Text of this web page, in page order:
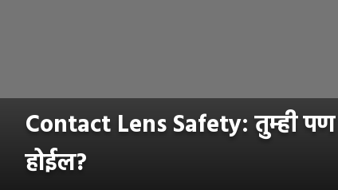
Contact Lens Safety: तुम्ही पण
होईल?